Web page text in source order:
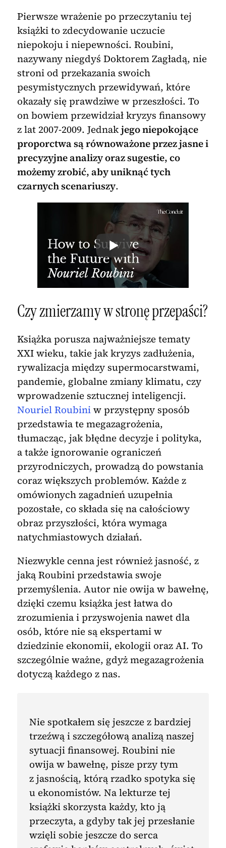
Pierwsze wrażenie po przeczytaniu tej
książki to zdecydowanie uczucie
niepokoju i niepewności. Roubini,
nazywany niegdyś Doktorem Zagładą, nie
stroni od przekazania swoich
pesymistycznych przewidywań, które
okazały się prawdziwe w przeszłości. To
on bowiem przewidział kryzys finansowy
z lat 2007-2009. Jednakjego niepokojące
proporctwa są równoważone przez jasne i
precyzyjne analizy oraz sugestie, co
możemy zrobić, aby uniknąć tych
czarnych scenariuszy.
Czy zmierzamy w stronę przepaści?
Książka porusza najważniejsze tematy
XXI wieku, takie jak kryzys zadłużenia,
rywalizacja między supermocarstwami,
pandemie, globalne zmiany klimatu, czy
wprowadzenie sztucznej inteligencji.
Nouriel Roubiniw przystępny sposób
przedstawia te megazagrożenia,
tłumacząc, jak błędne decyzje i polityka,
a także ignorowanie ograniczeń
przyrodniczych, prowadzą do powstania
coraz większych problemów. Każde z
omówionych zagadnień uzupełnia
pozostałe, co składa się na całościowy
obraz przyszłości, która wymaga
natychmiastowych działań.
Niezwykle cenna jest również jasność, z
jaką Roubini przedstawia swoje
przemyślenia. Autor nie owija w bawełnę,
dzięki czemu książka jest łatwa do
zrozumienia i przyswojenia nawet dla
osób, które nie są ekspertami w
dziedzinie ekonomii, ekologii oraz AI. To
szczególnie ważne, gdyż megazagrożenia
dotyczą każdego z nas.
Nie spotkałem się jeszcze z bardziej
trzeźwą i szczegółową analizą naszej
sytuacji finansowej. Roubini nie
owija w bawełnę, pisze przy tym
z jasnością, którą rzadko spotyka się
u ekonomistów. Na lekturze tej
książki skorzysta każdy, kto ją
przeczyta, a gdyby tak jej przesłanie
wzięli sobie jeszcze do serca